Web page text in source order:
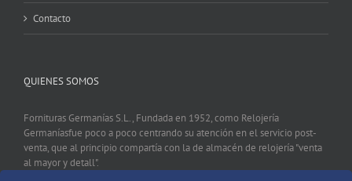
Contacto
QUIENES SOMOS
Fornituras Germanías S.L., Fundada en 1952, como Relojería
Germaníasfue poco a poco centrando su atención en el servicio post-
venta, que al principio compartía con la de almacén de relojería "venta
al mayor y detall".